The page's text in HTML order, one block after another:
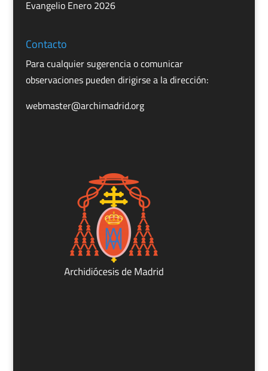
Evangelio Enero 2026
Contacto
Para cualquier sugerencia o comunicar
observaciones pueden dirigirse a la dirección:
webmaster@archimadrid.org